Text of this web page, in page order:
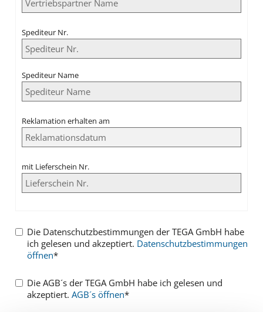
Spediteur Nr.
Spediteur Name
Reklamation erhalten am
mit Lieferschein Nr.
Die Datenschutzbestimmungen der TEGA GmbH habe
ich gelesen und akzeptiert. Datenschutzbestimmungen
öffnen*
Die AGB´s der TEGA GmbH habe ich gelesen und
akzeptiert. AGB´s öffnen*